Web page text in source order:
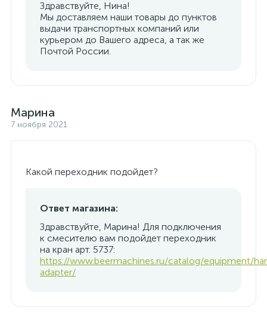
Здравствуйте, Нина!
Мы доставляем наши товары до пунктов
выдачи транспортных компаний или
курьером до Вашего адреса, а так же
Почтой России.
Марина
7 ноября 2021
Какой переходник подойдет?
Ответ магазина:
Здравствуйте, Марина! Для подключения
к смесителю вам подойдет переходник
на кран арт. 5737:
https://www.beermachines.ru/catalog/equipment/
adapter/